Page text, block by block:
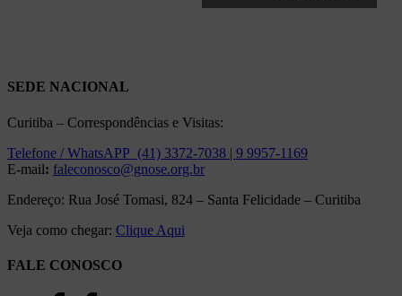
SEDE NACIONAL
Curitiba – Correspondências e Visitas:
Telefone / WhatsAPP (41) 3372-7038 | 9 9957-1169
E-mail: faleconosco@gnose.org.br
Endereço: Rua José Tomasi, 824 – Santa Felicidade – Curitiba
Veja como chegar: Clique Aqui
FALE CONOSCO